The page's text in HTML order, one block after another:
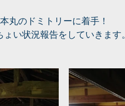
丸のドミトリーに着手！
い状況報告をしていきます。